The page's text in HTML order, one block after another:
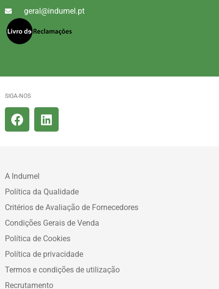
geral@indumel.pt
SIGA-NOS
A Indumel
Política da Qualidade
Critérios de Avaliação de Fornecedores
Condições Gerais de Venda
Política de Cookies
Política de privacidade
Termos e condições de utilização
Recrutamento